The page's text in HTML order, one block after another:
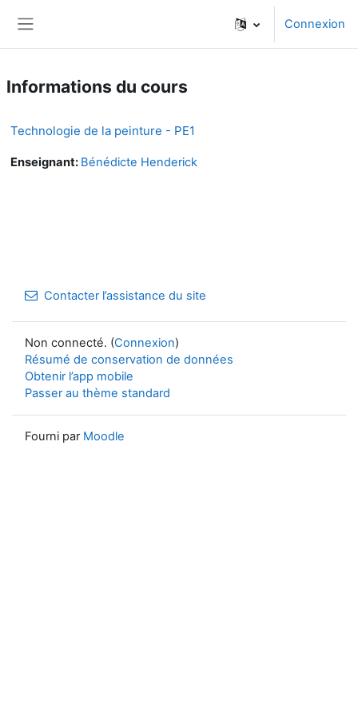
Connexion
Informations du cours
Technologie de la peinture - PE1
Enseignant: Bénédicte Henderick
Contacter l’assistance du site
Non connecté. (Connexion)
Résumé de conservation de données
Obtenir l’app mobile
Passer au thème standard
Fourni par Moodle